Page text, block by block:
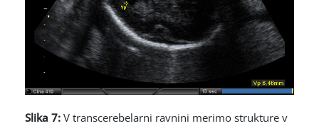
Slika 7: V transcerebelarni ravnini merimo strukture v